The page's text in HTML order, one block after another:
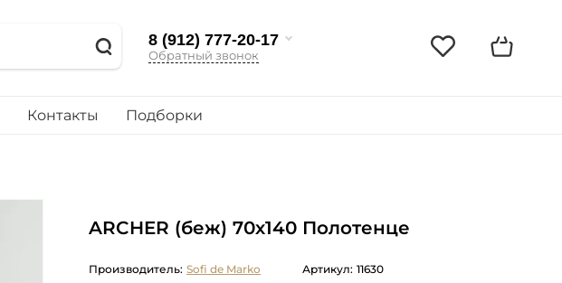
8 (912) 777-20-17
Обратный звонок
Контакты Подборки
ARCHER (беж) 70х140 Полотенце
Производитель: Sofi de Marko Артикул: 11630